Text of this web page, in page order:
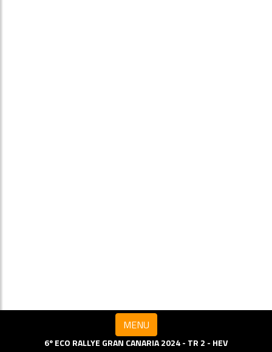
MENU
6º ECO RALLYE GRAN CANARIA 2024 - TR 2 - HEV